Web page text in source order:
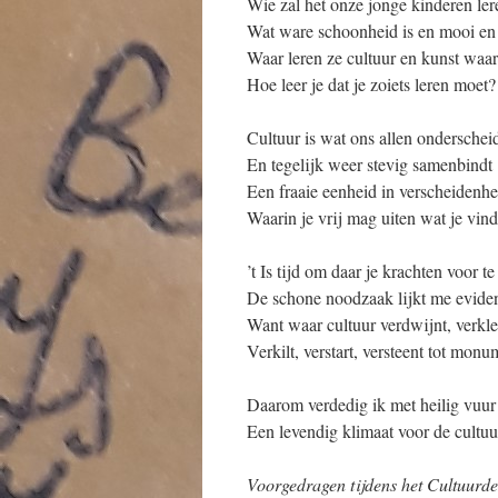
Wat ware schoonheid is en mooi
Waar leren ze cultuur en kunst
Hoe leer je dat je zoiets leren moet?
Cultuur is wat ons allen
En tegelijk weer stevig samenbindt
Een fraaie eenheid in
Waarin je vrij mag uiten wat je
’t Is tijd om daar je krachten voor te
De schone noodzaak lijkt me
Want waar cultuur verdwijnt,
Verkilt, verstart, versteent tot
Daarom verdedig ik met heilig vuur
Een levendig klimaat voor de
Voorgedragen tijdens het